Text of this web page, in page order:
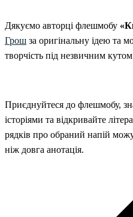
Дякуємо авторці флешмобу
Грош
творчість під незвичним
Приєднуйтеся до флешмобу,
історіями та відкривайте
рядків про обраний напій
ніж довга анотація.